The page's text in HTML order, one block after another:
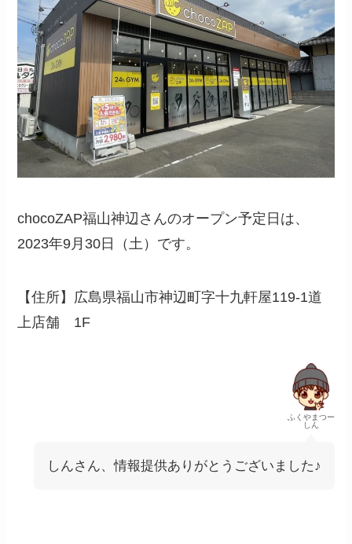
chocoZAP福山神辺さんのオープン予定日は、
2023年9月30日（土）です。
【住所】広島県福山市神辺町字十九軒屋119-1道
上店舗 1F
ふくやまつー
しん
しんさん、情報提供ありがとうございました♪